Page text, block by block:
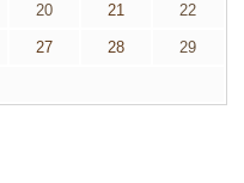
20 21 22
27 28 29